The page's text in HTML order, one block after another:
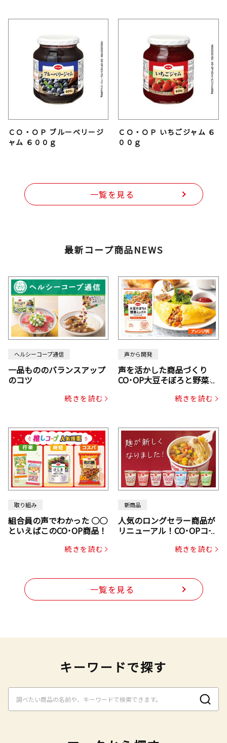
ＣＯ・ＯＰ ブルーベリージ
ャム ６００ｇ
ＣＯ・ＯＰ いちごジャム ６
００ｇ
一覧を見る
最新コープ商品NEWS
ヘルシーコープ通信
一品もののバランスアップ
のコツ
続きを読む
声から開発
声を活かした商品づくり
CO･OP大豆そぼろと野菜ミ
じん・コーン入り）続きを読む
取り組み
組合員の声でわかった ○○
といえばこのCO･OP商品！
続きを読む
新商品
人気のロングセラー商品が
リニューアル！CO･OPコー
続きを読む
一覧を見る
キーワードで探す